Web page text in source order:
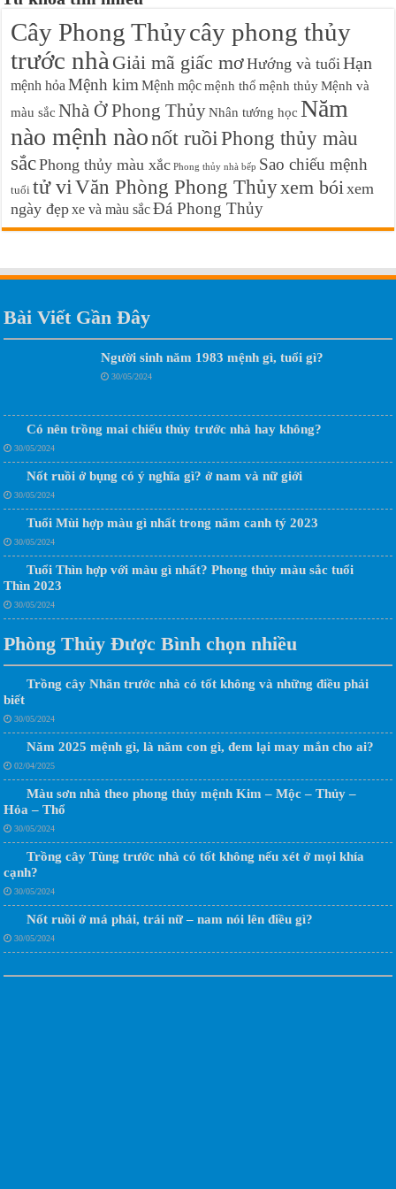
Cây Phong Thủycây phong thủy
trước nhàGiải mã giấc mơHướng và tuổiHạn
mệnh hỏaMệnh kimMệnh mộcmệnh thổ mệnh thủyMệnh và
màu sắc Nhà Ở Phong ThủyNhân tướng học Năm
nào mệnh nàonốt ruồiPhong thủy màu
sắcPhong thủy màu xắc Phong thủy nhà bếp Sao chiếu mệnh
tuổi tử viVăn Phòng Phong Thủyxem bóixem
ngày đẹpxe và màu sắcĐá Phong Thủy
Bài Viết Gần Đây
Người sinh năm 1983 mệnh gì, tuổi gì?
30/05/2024
Có nên trồng mai chiếu thủy trước nhà hay không?
30/05/2024
Nốt ruồi ở bụng có ý nghĩa gì? ở nam và nữ giới
30/05/2024
Tuổi Mùi hợp màu gì nhất trong năm canh tý 2023
30/05/2024
Tuổi Thìn hợp với màu gì nhất? Phong thủy màu sắc tuổi
Thìn 2023
30/05/2024
Phòng Thủy Được Bình chọn nhiều
Trồng cây Nhãn trước nhà có tốt không và những điều phải
biết
30/05/2024
Năm 2025 mệnh gì, là năm con gì, đem lại may mắn cho ai?
02/04/2025
Màu sơn nhà theo phong thủy mệnh Kim – Mộc – Thủy –
Hỏa – Thổ
30/05/2024
Trồng cây Tùng trước nhà có tốt không nếu xét ở mọi khía
cạnh?
30/05/2024
Nốt ruồi ở má phải, trái nữ – nam nói lên điều gì?
30/05/2024